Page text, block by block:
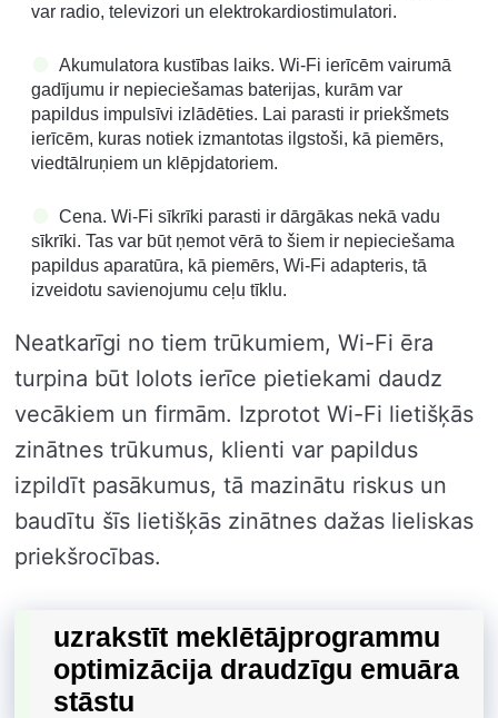
var radio, televizori un elektrokardiostimulatori.
Akumulatora kustības laiks. Wi-Fi ierīcēm vairumā
gadījumu ir nepieciešamas baterijas, kurām var
papildus impulsīvi izlādēties. Lai parasti ir priekšmets
ierīcēm, kuras notiek izmantotas ilgstoši, kā piemērs,
viedtālruņiem un klēpjdatoriem.
Cena. Wi-Fi sīkrīki parasti ir dārgākas nekā vadu
sīkrīki. Tas var būt ņemot vērā to šiem ir nepieciešama
papildus aparatūra, kā piemērs, Wi-Fi adapteris, tā
izveidotu savienojumu ceļu tīklu.
Neatkarīgi no tiem trūkumiem, Wi-Fi ēra
turpina būt lolots ierīce pietiekami daudz
vecākiem un firmām. Izprotot Wi-Fi lietišķās
zinātnes trūkumus, klienti var papildus
izpildīt pasākumus, tā mazinātu riskus un
baudītu šīs lietišķās zinātnes dažas lieliskas
priekšrocības.
uzrakstīt meklētājprogrammu
optimizācija draudzīgu emuāra
stāstu